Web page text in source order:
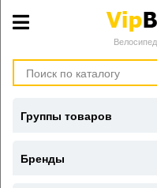
Группы товаров
Бренды